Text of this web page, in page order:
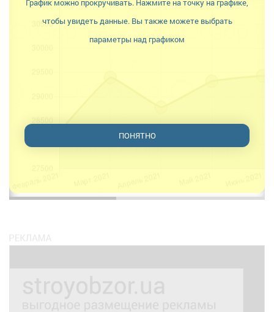
График можно прокручивать. Нажмите на точку на графике,
чтобы увидеть данные. Вы также можете выбрать
параметры над графиком
ПОНЯТНО